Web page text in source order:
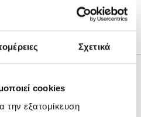
Σχετικά
cookies
την εξατομίκευση
διαλύτου για